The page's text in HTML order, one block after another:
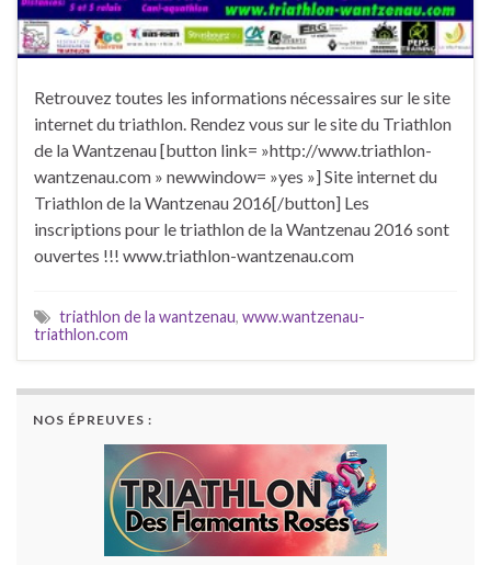
Retrouvez toutes les informations nécessaires sur le site
internet du triathlon. Rendez vous sur le site du Triathlon
de la Wantzenau [button link= »http://www.triathlon-
wantzenau.com » newwindow= »yes »] Site internet du
Triathlon de la Wantzenau 2016[/button] Les
inscriptions pour le triathlon de la Wantzenau 2016 sont
ouvertes !!! www.triathlon-wantzenau.com
triathlon de la wantzenau, www.wantzenau-
triathlon.com
NOS ÉPREUVES :